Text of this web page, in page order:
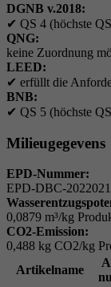
DGNB v.2018:
✔ QS 4 (höchste
QNG:
keine Zuordnung
LEED:
✔ erfüllt die
BNB:
✔ QS 5 (höchste
Milieugegevens
EPD-Nummer:
EPD-DBC-
0,0879 m³/kg
CO2-Emission:
0,488 kg CO2/kg
Artikelname